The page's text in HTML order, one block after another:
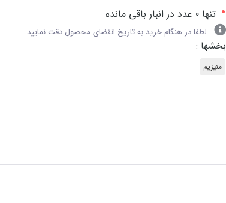
• تنها 0 عدد در انبار باقی مانده
لطفا در هنگام خرید به تاریخ انقضای محصول دقت نمایید.
بخشها :
منیزیم